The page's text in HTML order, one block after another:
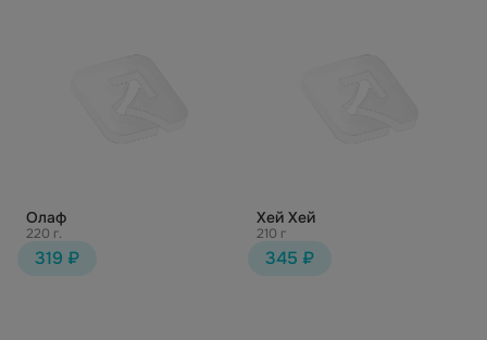
Олаф
220 г.
319 ₽
Хей Хей
210 г
345 ₽